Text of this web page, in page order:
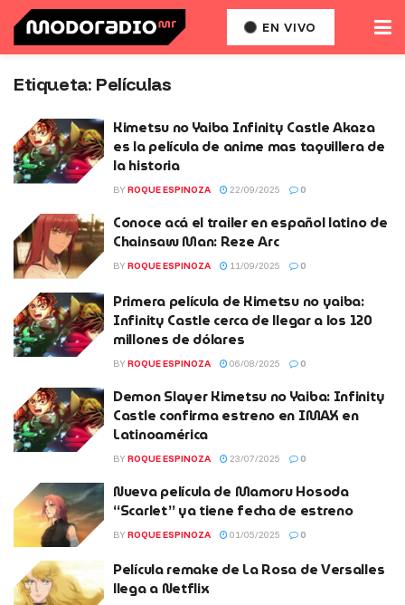
EN VIVO
Etiqueta: Películas
Kimetsu no Yaiba Infinity Castle Akaza
es la película de anime mas taquillera de
la historia
BY ROQUE ESPINOZA 22/09/2025 0
Conoce acá el trailer en español latino de
Chainsaw Man: Reze Arc
BY ROQUE ESPINOZA 11/09/2025 0
Primera película de Kimetsu no yaiba:
Infinity Castle cerca de llegar a los 120
millones de dólares
BY ROQUE ESPINOZA 06/08/2025 0
Demon Slayer Kimetsu no Yaiba: Infinity
Castle confirma estreno en IMAX en
Latinoamérica
BY ROQUE ESPINOZA 23/07/2025 0
Nueva película de Mamoru Hosoda
“Scarlet” ya tiene fecha de estreno
BY ROQUE ESPINOZA 01/05/2025 0
Película remake de La Rosa de Versalles
llega a Netflix